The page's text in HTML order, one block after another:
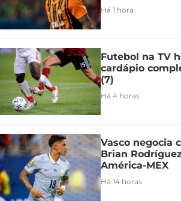
Há 1 hora
Futebol na TV
cardápio
(7)
Há 4 horas
Vasco negocia
Brian
América-MEX
Há 14 horas